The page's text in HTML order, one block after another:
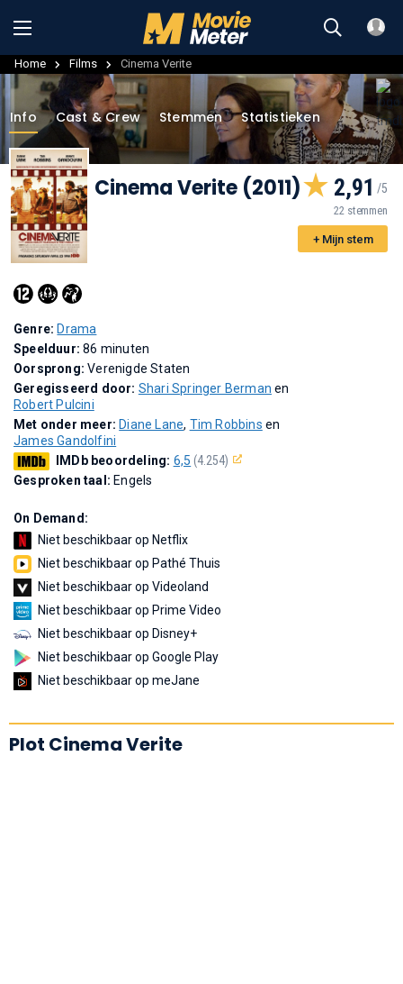
Home Films Cinema Verite
Info Cast & Crew Stemmen Statistieken
Cinema Verite (2011) 2,91
22 stemmen
+ Mijn stem
Genre: Drama
Speelduur:86 minuten
Oorsprong:Verenigde Staten
Geregisseerd door: Shari Springer Berman en
Robert Pulcini
Met onder meer: Diane Lane, Tim Robbins en
James Gandolfini
IMDb beoordeling: 6,5 (4.254)
Gesproken taal: Engels
On Demand:
Niet beschikbaar op Netflix
Niet beschikbaar op Pathé Thuis
Niet beschikbaar op Videoland
Niet beschikbaar op Prime Video
Niet beschikbaar op Disney+
Niet beschikbaar op Google Play
Niet beschikbaar op meJane
Plot Cinema Verite